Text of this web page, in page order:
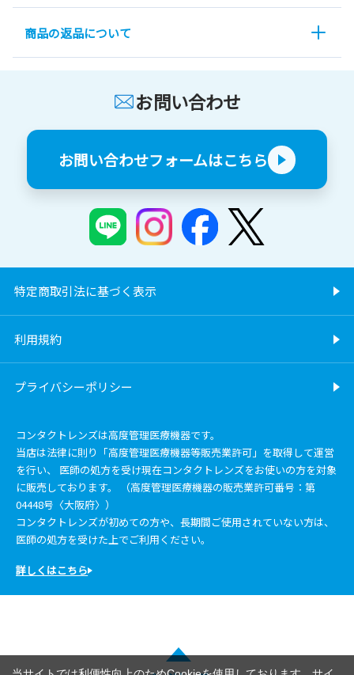
商品の返品について
お問い合わせ
お問い合わせフォームはこちら
特定商取引法に基づく表示
利用規約
プライバシーポリシー
コンタクトレンズは高度管理医療機器です。
当店は法律に則り「高度管理医療機器等販売業許可」を取得して運営
を行い、 医師の処方を受け現在コンタクトレンズをお使いの方を対象
に販売しております。 （高度管理医療機器の販売業許可番号：第
04448号〈大阪府〉）
コンタクトレンズが初めての方や、長期間ご使用されていない方は、
医師の処方を受けた上でご利用ください。
詳しくはこちら